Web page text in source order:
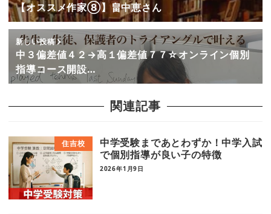
【オススメ作家⑧】畠中恵さん
新しい投稿
中３偏差値４２→高１偏差値７７☆オンライン個別
指導コース開設…
関連記事
住吉校
中学受験まであとわずか！中学入試
で個別指導が良い子の特徴
2026年1月9日